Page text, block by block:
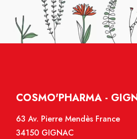
COSMO'PHARMA -
63 Av. Pierre Mendès France
34150 GIGNAC